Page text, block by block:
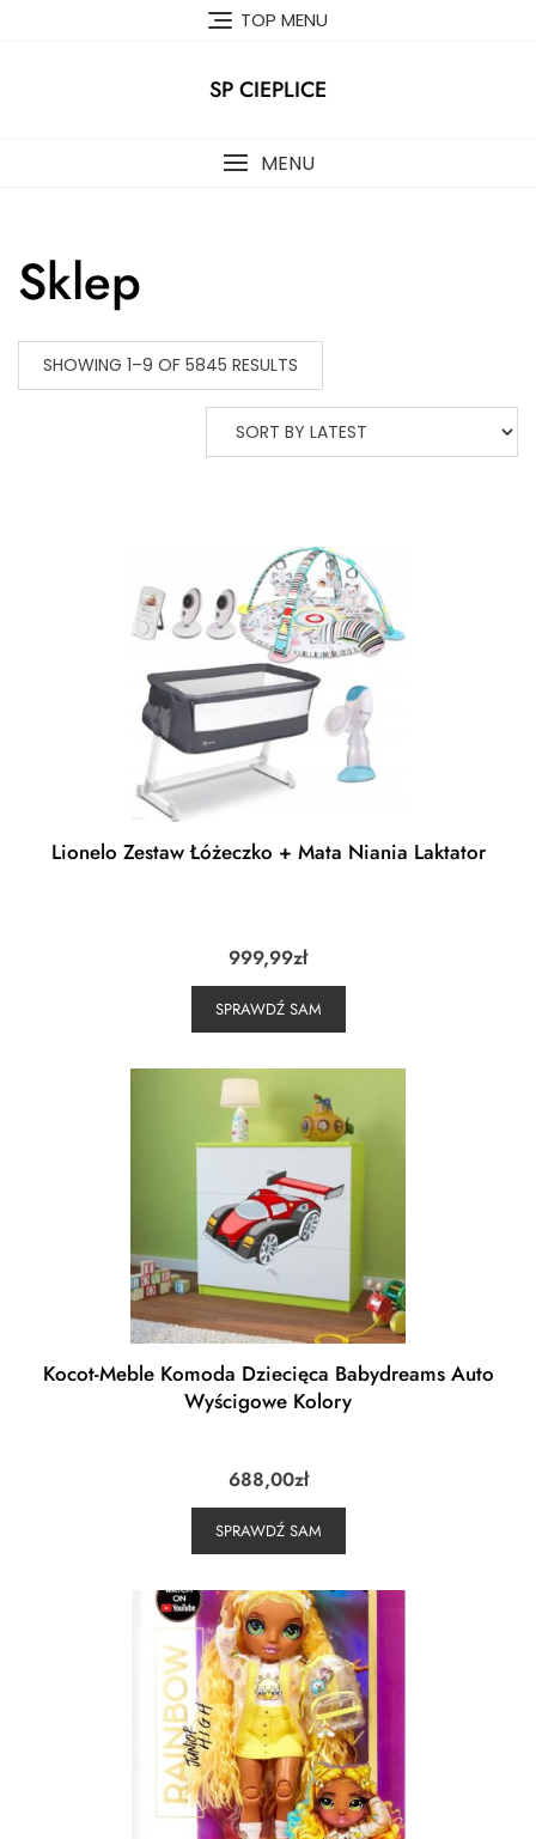
TOP MENU
SP CIEPLICE
MENU
Sklep
SHOWING 1–9 OF 5845 RESULTS
Lionelo Zestaw Łóżeczko + Mata Niania Laktator
999,99zł
SPRAWDŹ SAM
Kocot-Meble Komoda Dziecięca Babydreams Auto
Wyścigowe Kolory
688,00zł
SPRAWDŹ SAM